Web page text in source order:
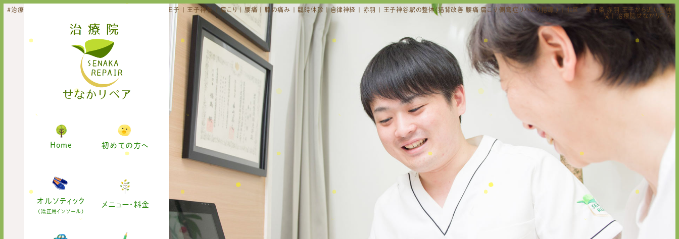
#治療院せなかリペア | 姿勢改善 | 東十条 | 猫背改善 | 王子 | 王子神谷 | 肩こり | 腰痛 | 膝の痛み | 臨時休診 | 自律神経 | 赤羽 | 王子神谷駅の整体(猫背改善 腰痛 肩こり 側弯症リハビリ指導 ) | 北区 東十条 赤羽 王子から近い整体
院 | 治療院せなかリペア
Home 初めての方へ
オルソティック
(矯正用インソール)
メニュー・料金